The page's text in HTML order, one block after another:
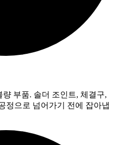
량 부품. 솔더 조인트, 체결구,
정으로 넘어가기 전에 잡아냅